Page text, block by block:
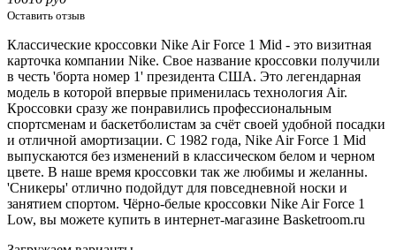
Оставить отзыв
Классические кроссовки Nike Air Force 1 Mid - это визитная
карточка компании Nike. Свое название кроссовки получили
в честь 'борта номер 1' президента США. Это легендарная
модель в которой впервые применилась технология Air.
Кроссовки сразу же понравились профессиональным
спортсменам и баскетболистам за счёт своей удобной посадки
и отличной амортизации. С 1982 года, Nike Air Force 1 Mid
выпускаются без изменений в классическом белом и черном
цвете. В наше время кроссовки так же любимы и желанны.
'Сникеры' отлично подойдут для повседневной носки и
занятием спортом. Чёрно-белые кроссовки Nike Air Force 1
Low, вы можете купить в интернет-магазине Basketroom.ru